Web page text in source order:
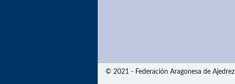
© 2021 - Federación Aragonesa de Ajedrez